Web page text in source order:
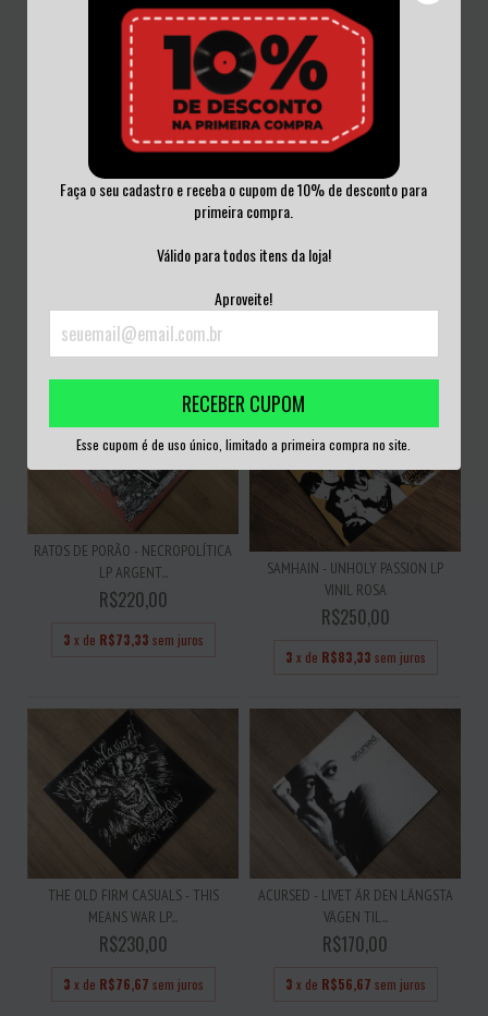
Faça o seu cadastro e receba o cupom de 10% de desconto para
primeira compra.
Válido para todos itens da loja!
Aproveite!
RECEBER CUPOM
Esse cupom é de uso único, limitado a primeira compra no site.
THE NEW YORK DOLLS / ACTRESS -
ACTRESS:...
3x deR$83,33sem juros
FLEMA - EL EXCESO Y/O ABUSO DE
R$250,00
RATOS DE PORÃO - NECROPOLÍTICA
LP ARGENT...
R$220,00
3 x de R$73,33 sem juros
SAMHAIN - UNHOLY PASSION LP
VINIL ROSA
R$250,00
3 x de R$83,33 sem juros
THE OLD FIRM CASUALS - THIS
MEANS WAR LP...
R$230,00
3 x de R$76,67 sem juros
ACURSED - LIVET ÄR DEN LÄNGSTA
VÄGEN TIL...
R$170,00
3 x de R$56,67 sem juros